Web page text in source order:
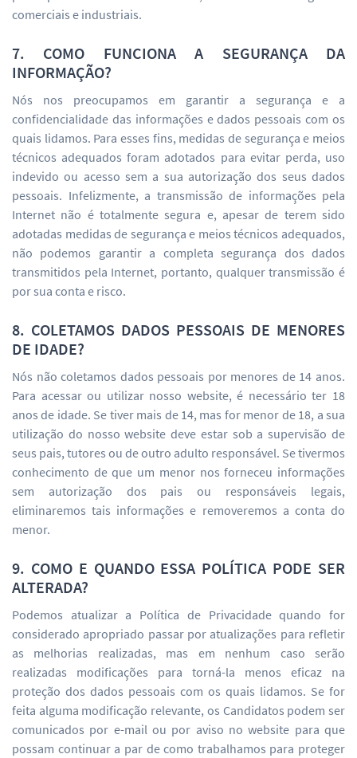
comerciais e industriais.
7. COMO FUNCIONA A SEGURANÇA DA
INFORMAÇÃO?
Nós nos preocupamos em garantir a segurança e a
confidencialidade das informações e dados pessoais com os
quais lidamos. Para esses fins, medidas de segurança e meios
técnicos adequados foram adotados para evitar perda, uso
indevido ou acesso sem a sua autorização dos seus dados
pessoais. Infelizmente, a transmissão de informações pela
Internet não é totalmente segura e, apesar de terem sido
adotadas medidas de segurança e meios técnicos adequados,
não podemos garantir a completa segurança dos dados
transmitidos pela Internet, portanto, qualquer transmissão é
por sua conta e risco.
8. COLETAMOS DADOS PESSOAIS DE MENORES
DE IDADE?
Nós não coletamos dados pessoais por menores de 14 anos.
Para acessar ou utilizar nosso website, é necessário ter 18
anos de idade. Se tiver mais de 14, mas for menor de 18, a sua
utilização do nosso website deve estar sob a supervisão de
seus pais, tutores ou de outro adulto responsável. Se tivermos
conhecimento de que um menor nos forneceu informações
sem autorização dos pais ou responsáveis legais,
eliminaremos tais informações e removeremos a conta do
menor.
9. COMO E QUANDO ESSA POLÍTICA PODE SER
ALTERADA?
Podemos atualizar a Política de Privacidade quando for
considerado apropriado passar por atualizações para refletir
as melhorias realizadas, mas em nenhum caso serão
realizadas modificações para torná-la menos eficaz na
proteção dos dados pessoais com os quais lidamos. Se for
feita alguma modificação relevante, os Candidatos podem ser
comunicados por e-mail ou por aviso no website para que
possam continuar a par de como trabalhamos para proteger